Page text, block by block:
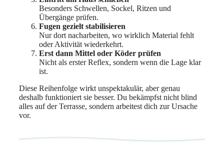
Besonders Schwellen, Sockel, Ritzen und
Übergänge prüfen.
Fugen gezielt stabilisieren
Nur dort nacharbeiten, wo wirklich Material fehlt
oder Aktivität wiederkehrt.
Erst dann Mittel oder Köder prüfen
Nicht als erster Reflex, sondern wenn die Lage klar
ist.
Diese Reihenfolge wirkt unspektakulär, aber genau
deshalb funktioniert sie besser. Du bekämpfst nicht blind
alles auf der Terrasse, sondern arbeitest dich zur Ursache
vor.